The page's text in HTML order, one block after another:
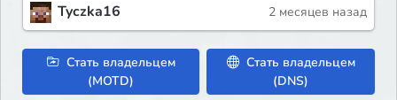
Tyczka16 2 месяцев назад
Стать владельцем
(MOTD)
Стать владельцем
(DNS)